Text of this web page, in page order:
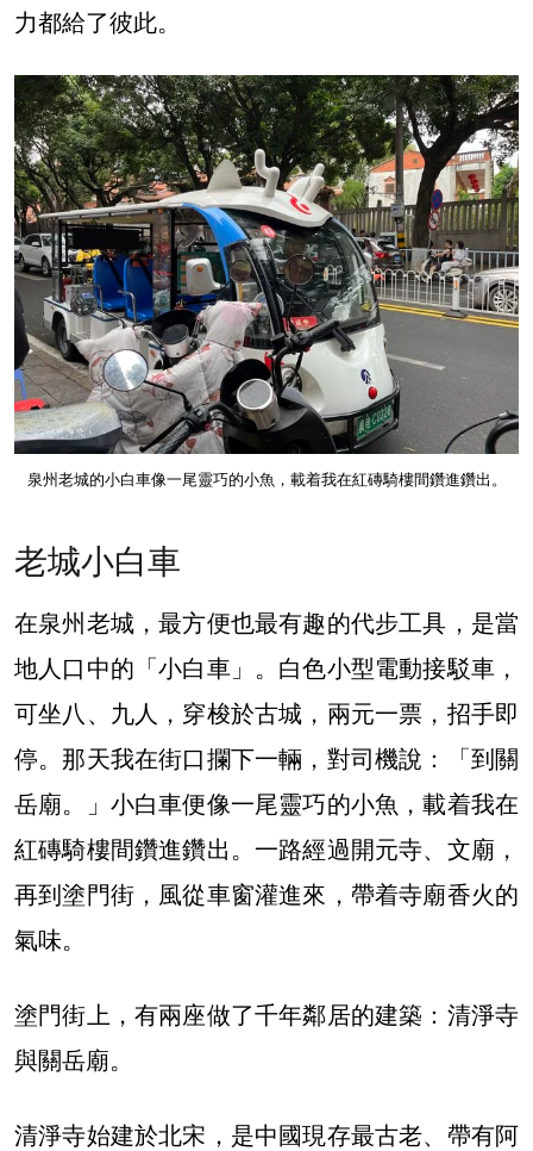
力都給了彼此。
泉州老城的小白車像一尾靈巧的小魚，載着我在紅磚騎樓間鑽進鑽出。
老城小白車
在泉州老城，最方便也最有趣的代步工具，是當
地人口中的「小白車」。白色小型電動接駁車，
可坐八、九人，穿梭於古城，兩元一票，招手即
停。那天我在街口攔下一輛，對司機說：「到關
岳廟。」小白車便像一尾靈巧的小魚，載着我在
紅磚騎樓間鑽進鑽出。一路經過開元寺、文廟，
再到塗門街，風從車窗灌進來，帶着寺廟香火的
氣味。
塗門街上，有兩座做了千年鄰居的建築：清淨寺
與關岳廟。
清淨寺始建於北宋，是中國現存最古老、帶有阿